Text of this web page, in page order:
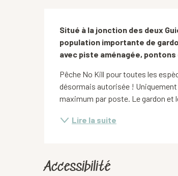
Description
Situé à la jonction des deux
population importante de
avec piste aménagée,
Pêche No Kill pour toutes les
désormais autorisée !
maximum par poste. Le gardon et
Lire la suite
Accessibilité